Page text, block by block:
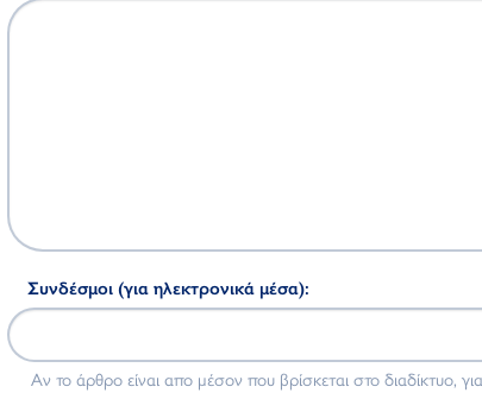
Συνδέσμοι (για ηλεκτρονικά μέσα):
Αν το άρθρο είναι απο μέσον που βρίσκεται στο διαδίκτυο,